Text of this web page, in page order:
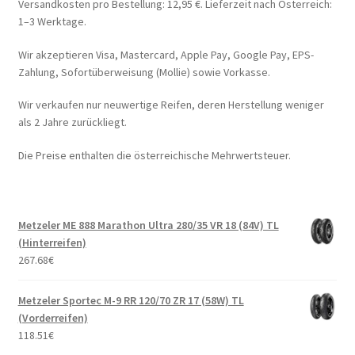
Versandkosten pro Bestellung: 12,95 €. Lieferzeit nach Österreich:
1–3 Werktage.
Wir akzeptieren Visa, Mastercard, Apple Pay, Google Pay, EPS-
Zahlung, Sofortüberweisung (Mollie) sowie Vorkasse.
Wir verkaufen nur neuwertige Reifen, deren Herstellung weniger
als 2 Jahre zurückliegt.
Die Preise enthalten die österreichische Mehrwertsteuer.
Metzeler ME 888 Marathon Ultra 280/35 VR 18 (84V) TL
(Hinterreifen)
267.68€
Metzeler Sportec M-9 RR 120/70 ZR 17 (58W) TL
(Vorderreifen)
118.51€